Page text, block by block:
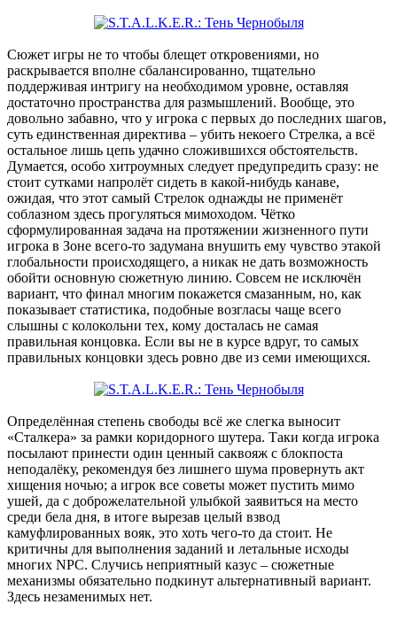
Сюжет игры не то чтобы блещет откровениями, но
раскрывается вполне сбалансированно, тщательно
поддерживая интригу на необходимом уровне, оставляя
достаточно пространства для размышлений. Вообще, это
довольно забавно, что у игрока с первых до последних шагов,
суть единственная директива – убить некоего Стрелка, а всё
остальное лишь цепь удачно сложившихся обстоятельств.
Думается, особо хитроумных следует предупредить сразу: не
стоит сутками напролёт сидеть в какой-нибудь канаве,
ожидая, что этот самый Стрелок однажды не применёт
соблазном здесь прогуляться мимоходом. Чётко
сформулированная задача на протяжении жизненного пути
игрока в Зоне всего-то задумана внушить ему чувство этакой
глобальности происходящего, а никак не дать возможность
обойти основную сюжетную линию. Совсем не исключён
вариант, что финал многим покажется смазанным, но, как
показывает статистика, подобные возгласы чаще всего
слышны с колокольни тех, кому досталась не самая
правильная концовка. Если вы не в курсе вдруг, то самых
правильных концовки здесь ровно две из семи имеющихся.
Определённая степень свободы всё же слегка выносит
«Сталкера» за рамки коридорного шутера. Таки когда игрока
посылают принести один ценный саквояж с блокпоста
неподалёку, рекомендуя без лишнего шума провернуть акт
хищения ночью; а игрок все советы может пустить мимо
ушей, да с доброжелательной улыбкой заявиться на место
среди бела дня, в итоге вырезав целый взвод
камуфлированных вояк, это хоть чего-то да стоит. Не
критичны для выполнения заданий и летальные исходы
многих NPC. Случись неприятный казус – сюжетные
механизмы обязательно подкинут альтернативный вариант.
Здесь незаменимых нет.